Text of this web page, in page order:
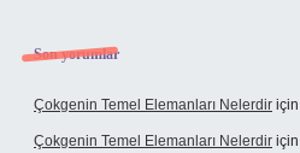
Son yorumlar
Çokgenin Temel Elemanları Nelerdir için
Çokgenin Temel Elemanları Nelerdir için